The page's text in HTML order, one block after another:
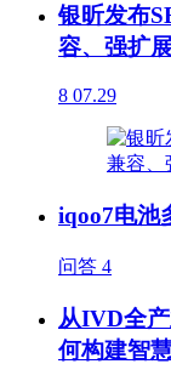
银昕发布
容、强扩
8 07.29
iqoo7电池
问答 4
从IVD全
何构建智